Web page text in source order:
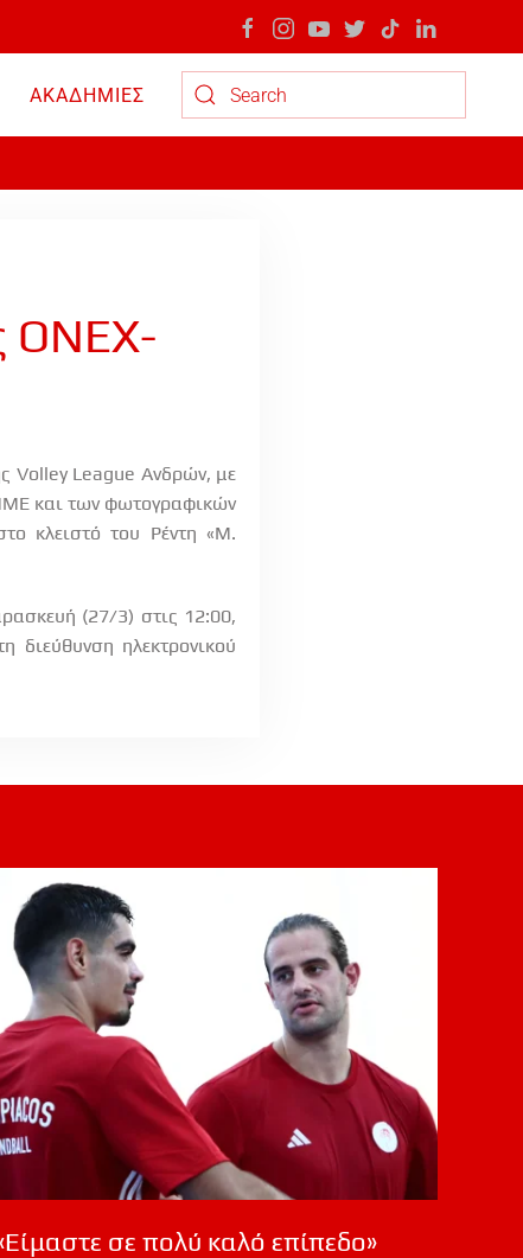
ΑΚΑΔΗΜΙΕΣ
Type 2 or more characters for results.
ΟΝΕΧ-
Volley League Ανδρών, με
και των φωτογραφικών
κλειστό του Ρέντη «Μ.
(27/3) στις 12:00,
ηλεκτρονικού
σε πολύ καλό επίπεδο»